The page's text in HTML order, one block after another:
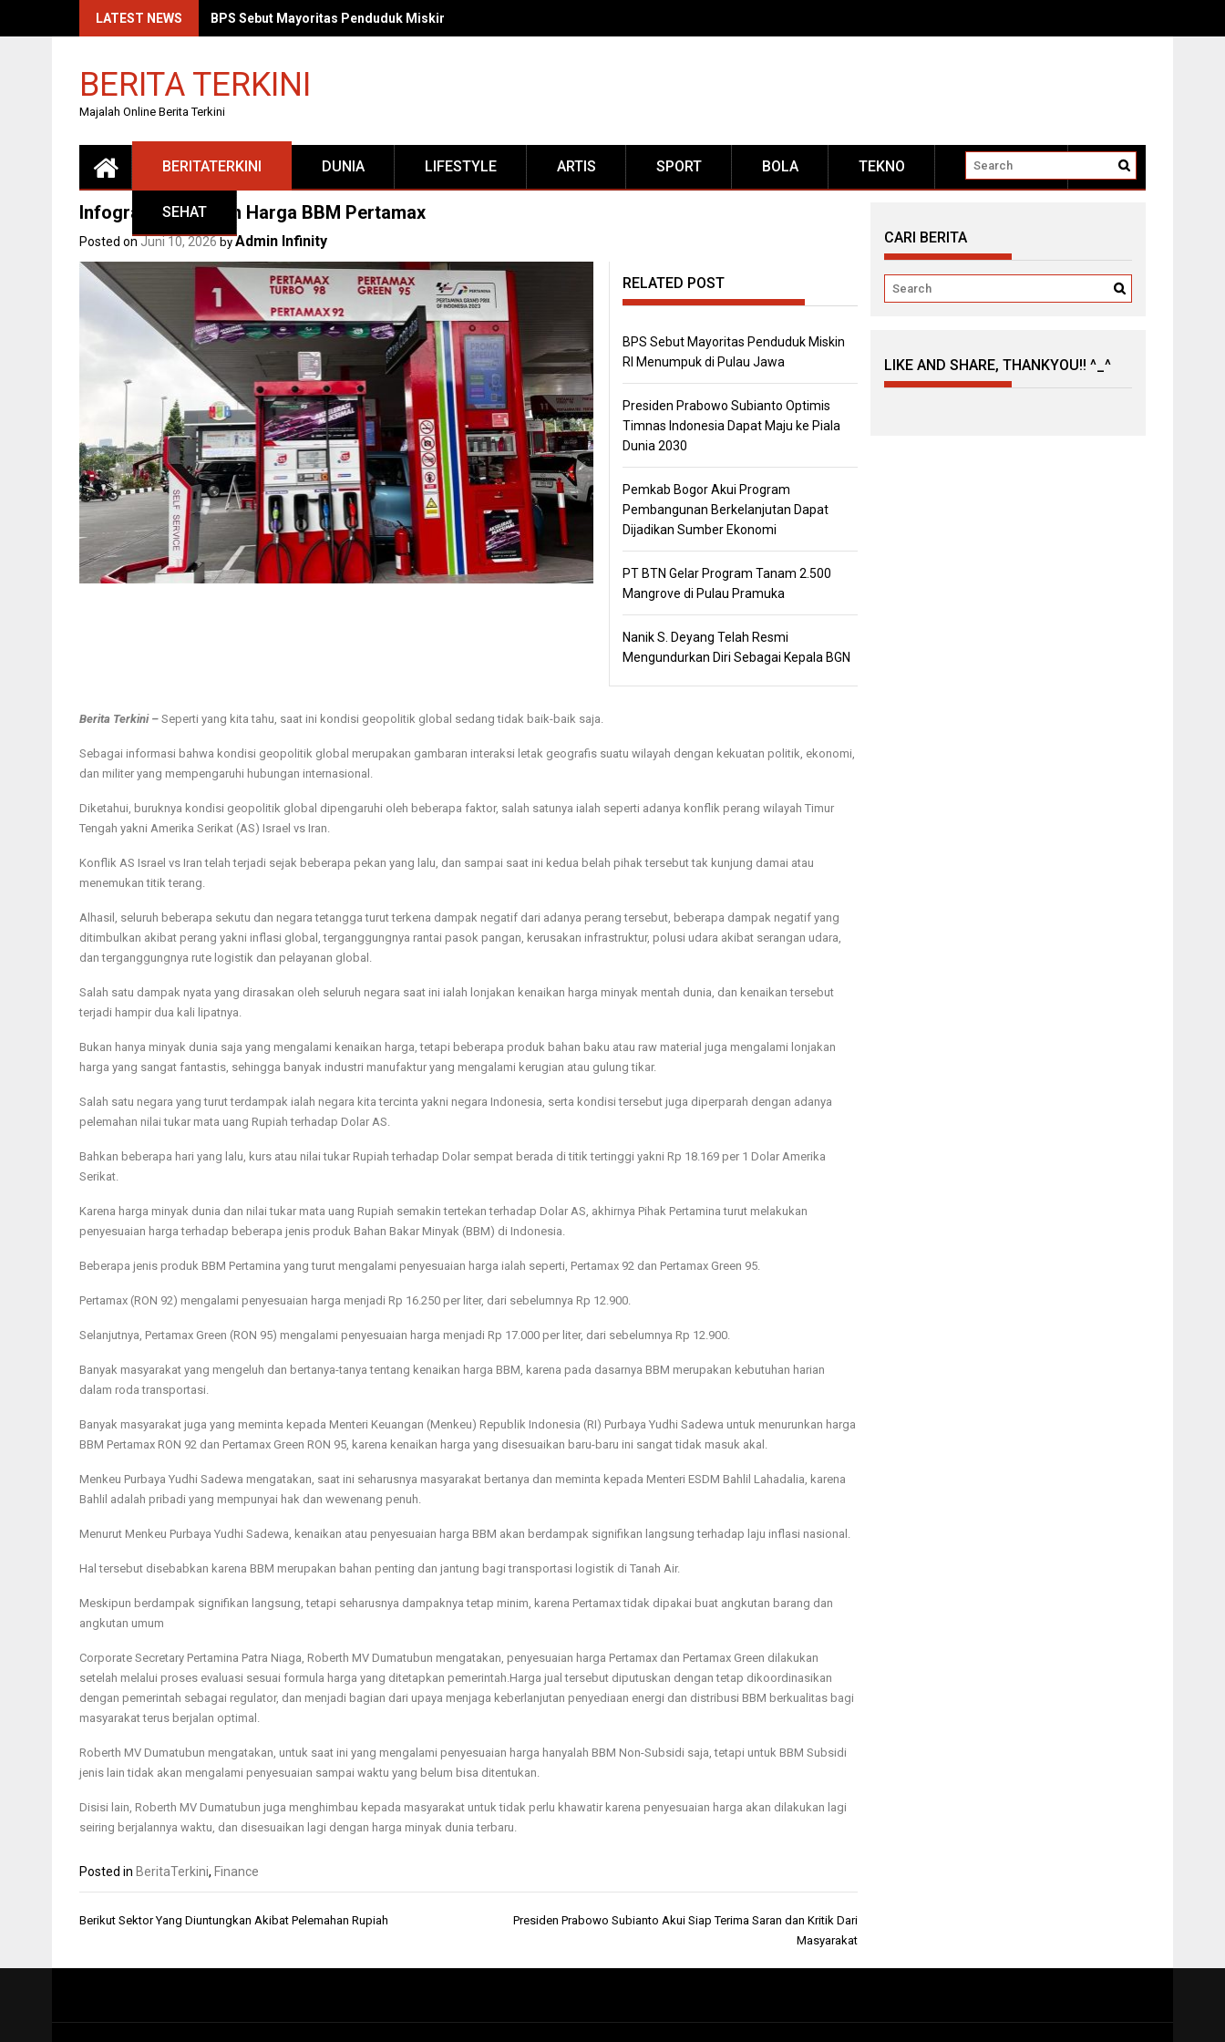
LATEST NEWS BPS Sebut Mayoritas Penduduk Miskin RI Menumpuk di Pulau Jawa
BERITA TERKINI
Majalah Online Berita Terkini
BERITATERKINI DUNIA LIFESTYLE ARTIS SPORT BOLA TEKNO OTOMOTIF
SEHAT
Infografis Kenaikan Harga BBM Pertamax
Posted on Juni 10, 2026 by Admin Infinity
RELATED POST
BPS Sebut Mayoritas Penduduk Miskin
RI Menumpuk di Pulau Jawa
Presiden Prabowo Subianto Optimis
Timnas Indonesia Dapat Maju ke Piala
Dunia 2030
Pemkab Bogor Akui Program
Pembangunan Berkelanjutan Dapat
Dijadikan Sumber Ekonomi
PT BTN Gelar Program Tanam 2.500
Mangrove di Pulau Pramuka
Nanik S. Deyang Telah Resmi
Mengundurkan Diri Sebagai Kepala BGN
Berita Terkini – Seperti yang kita tahu, saat ini kondisi geopolitik global sedang tidak baik-baik saja.
Sebagai informasi bahwa kondisi geopolitik global merupakan gambaran interaksi letak geografis suatu wilayah dengan kekuatan politik, ekonomi,
dan militer yang mempengaruhi hubungan internasional.
Diketahui, buruknya kondisi geopolitik global dipengaruhi oleh beberapa faktor, salah satunya ialah seperti adanya konflik perang wilayah Timur
Tengah yakni Amerika Serikat (AS) Israel vs Iran.
Konflik AS Israel vs Iran telah terjadi sejak beberapa pekan yang lalu, dan sampai saat ini kedua belah pihak tersebut tak kunjung damai atau
menemukan titik terang.
Alhasil, seluruh beberapa sekutu dan negara tetangga turut terkena dampak negatif dari adanya perang tersebut, beberapa dampak negatif yang
ditimbulkan akibat perang yakni inflasi global, terganggungnya rantai pasok pangan, kerusakan infrastruktur, polusi udara akibat serangan udara,
dan terganggungnya rute logistik dan pelayanan global.
Salah satu dampak nyata yang dirasakan oleh seluruh negara saat ini ialah lonjakan kenaikan harga minyak mentah dunia, dan kenaikan tersebut
terjadi hampir dua kali lipatnya.
Bukan hanya minyak dunia saja yang mengalami kenaikan harga, tetapi beberapa produk bahan baku atau raw material juga mengalami lonjakan
harga yang sangat fantastis, sehingga banyak industri manufaktur yang mengalami kerugian atau gulung tikar.
Salah satu negara yang turut terdampak ialah negara kita tercinta yakni negara Indonesia, serta kondisi tersebut juga diperparah dengan adanya
pelemahan nilai tukar mata uang Rupiah terhadap Dolar AS.
Bahkan beberapa hari yang lalu, kurs atau nilai tukar Rupiah terhadap Dolar sempat berada di titik tertinggi yakni Rp 18.169 per 1 Dolar Amerika
Serikat.
Karena harga minyak dunia dan nilai tukar mata uang Rupiah semakin tertekan terhadap Dolar AS, akhirnya Pihak Pertamina turut melakukan
penyesuaian harga terhadap beberapa jenis produk Bahan Bakar Minyak (BBM) di Indonesia.
Beberapa jenis produk BBM Pertamina yang turut mengalami penyesuaian harga ialah seperti, Pertamax 92 dan Pertamax Green 95.
Pertamax (RON 92) mengalami penyesuaian harga menjadi Rp 16.250 per liter, dari sebelumnya Rp 12.900.
Selanjutnya, Pertamax Green (RON 95) mengalami penyesuaian harga menjadi Rp 17.000 per liter, dari sebelumnya Rp 12.900.
Banyak masyarakat yang mengeluh dan bertanya-tanya tentang kenaikan harga BBM, karena pada dasarnya BBM merupakan kebutuhan harian
dalam roda transportasi.
Banyak masyarakat juga yang meminta kepada Menteri Keuangan (Menkeu) Republik Indonesia (RI) Purbaya Yudhi Sadewa untuk menurunkan harga
BBM Pertamax RON 92 dan Pertamax Green RON 95, karena kenaikan harga yang disesuaikan baru-baru ini sangat tidak masuk akal.
Menkeu Purbaya Yudhi Sadewa mengatakan, saat ini seharusnya masyarakat bertanya dan meminta kepada Menteri ESDM Bahlil Lahadalia, karena
Bahlil adalah pribadi yang mempunyai hak dan wewenang penuh.
Menurut Menkeu Purbaya Yudhi Sadewa, kenaikan atau penyesuaian harga BBM akan berdampak signifikan langsung terhadap laju inflasi nasional.
Hal tersebut disebabkan karena BBM merupakan bahan penting dan jantung bagi transportasi logistik di Tanah Air.
Meskipun berdampak signifikan langsung, tetapi seharusnya dampaknya tetap minim, karena Pertamax tidak dipakai buat angkutan barang dan
angkutan umum
Corporate Secretary Pertamina Patra Niaga, Roberth MV Dumatubun mengatakan, penyesuaian harga Pertamax dan Pertamax Green dilakukan
setelah melalui proses evaluasi sesuai formula harga yang ditetapkan pemerintah.Harga jual tersebut diputuskan dengan tetap dikoordinasikan
dengan pemerintah sebagai regulator, dan menjadi bagian dari upaya menjaga keberlanjutan penyediaan energi dan distribusi BBM berkualitas bagi
masyarakat terus berjalan optimal.
Roberth MV Dumatubun mengatakan, untuk saat ini yang mengalami penyesuaian harga hanyalah BBM Non-Subsidi saja, tetapi untuk BBM Subsidi
jenis lain tidak akan mengalami penyesuaian sampai waktu yang belum bisa ditentukan.
Disisi lain, Roberth MV Dumatubun juga menghimbau kepada masyarakat untuk tidak perlu khawatir karena penyesuaian harga akan dilakukan lagi
seiring berjalannya waktu, dan disesuaikan lagi dengan harga minyak dunia terbaru.
Posted in BeritaTerkini, Finance
Navigasi
Berikut Sektor Yang Diuntungkan Akibat Pelemahan Rupiah
Presiden Prabowo Subianto Akui Siap Terima Saran dan Kritik Dari
Masyarakat
CARI BERITA
LIKE AND SHARE, THANKYOU!! ^_^